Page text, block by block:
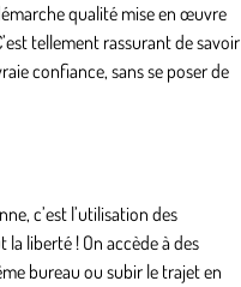
qualité mise en œuvre
tellement rassurant de savoir
confiance, sans se poser de
c’est l’utilisation des
liberté ! On accède à des
bureau ou subir le trajet en